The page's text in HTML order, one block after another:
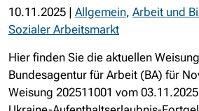
10.11.2025 | Allgemein, Arbeit und
Sozialer Arbeitsmarkt
Hier finden Sie die aktuellen
Bundesagentur für Arbeit (BA) für
Weisung 202511001 vom